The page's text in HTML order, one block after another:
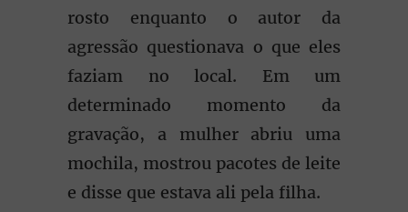
rosto enquanto o autor da
agressão questionava o que eles
faziam no local. Em um
determinado momento da
gravação, a mulher abriu uma
mochila, mostrou pacotes de leite
e disse que estava ali pela filha.